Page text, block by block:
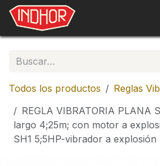
Ir al contenido
Todos los productos
Reglas
REGLA VIBRATORIA PLANA
largo 4;25m; con motor a
SH1 5;5HP-vibrador a explosión